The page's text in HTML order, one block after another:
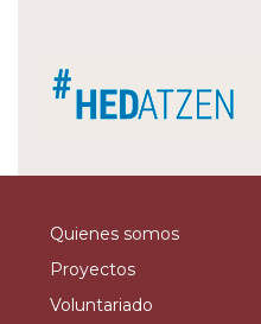
Quienes somos
Proyectos
Voluntariado